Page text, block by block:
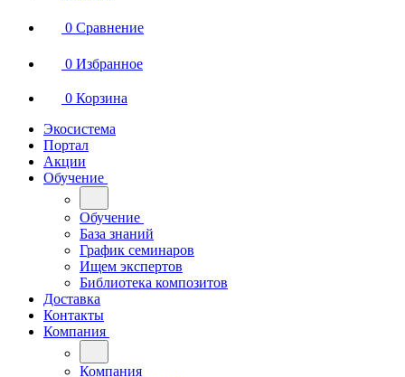
0 Сравнение
0 Избранное
0 Корзина
Экосистема
Портал
Акции
Обучение
Обучение
База знаний
График семинаров
Ищем экспертов
Библиотека композитов
Доставка
Контакты
Компания
Компания